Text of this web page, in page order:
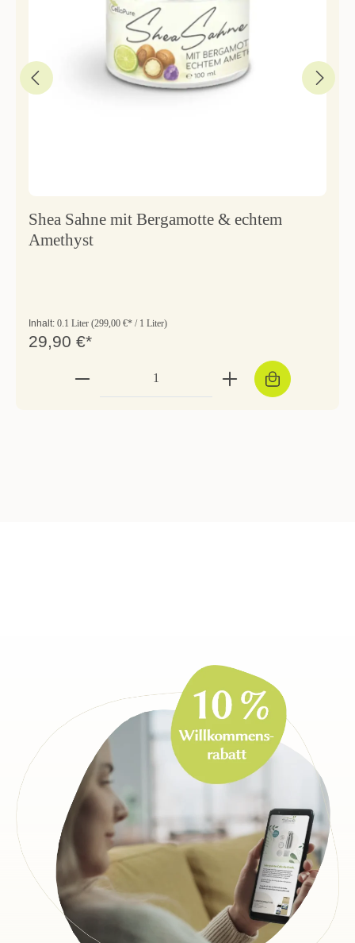
Shea Sahne mit Bergamotte & echtem
Amethyst
Inhalt: 0.1 Liter (299,00 €* / 1 Liter)
29,90 €*